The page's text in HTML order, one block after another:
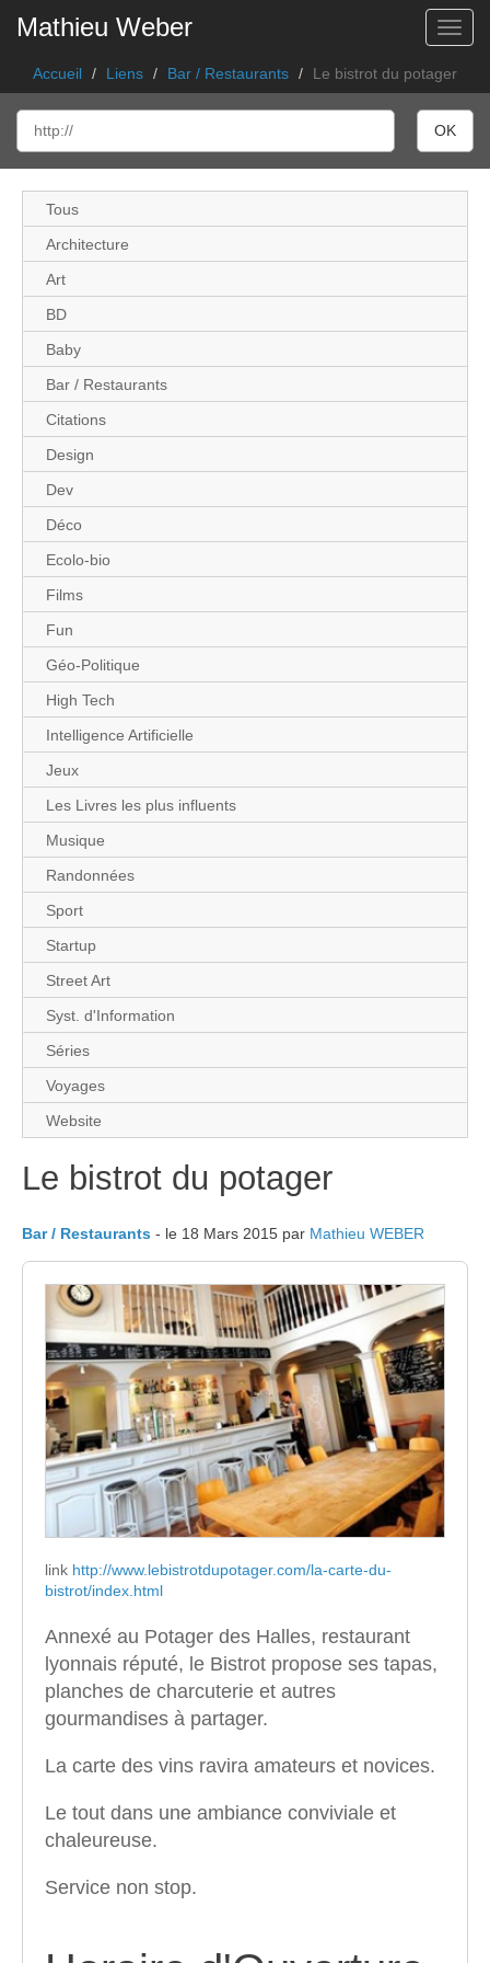
Mathieu Weber
Accueil Liens Bar / Restaurants Le bistrot du potager
Tous
Architecture
Art
BD
Baby
Bar / Restaurants
Citations
Design
Dev
Déco
Ecolo-bio
Films
Fun
Géo-Politique
High Tech
Intelligence Artificielle
Jeux
Les Livres les plus influents
Musique
Randonnées
Sport
Startup
Street Art
Syst. d'Information
Séries
Voyages
Website
Le bistrot du potager
Bar / Restaurants - le 18 Mars 2015 par Mathieu WEBER
link http://www.lebistrotdupotager.com/la-carte-du-
bistrot/index.html
Annexé au Potager des Halles, restaurant
lyonnais réputé, le Bistrot propose ses tapas,
planches de charcuterie et autres
gourmandises à partager.
La carte des vins ravira amateurs et novices.
Le tout dans une ambiance conviviale et
chaleureuse.
Service non stop.